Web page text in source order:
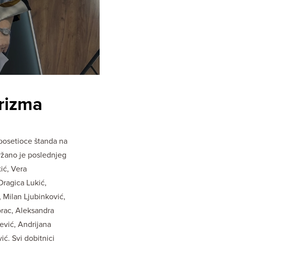
štanda na
je poslednjeg
Vera
Lukić,
Milan Ljubinković,
Aleksandra
Andrijana
Svi dobitnici